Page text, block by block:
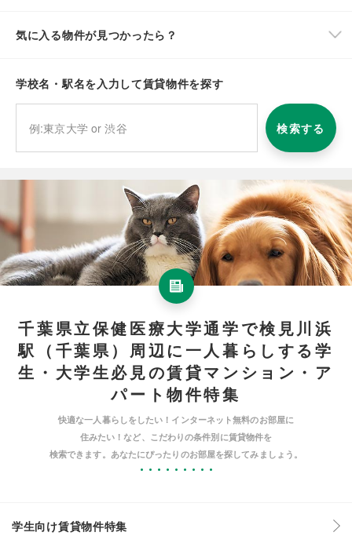
気に入る物件が見つかったら？
学校名・駅名を入力して賃貸物件を探す
検索する
千葉県立保健医療大学通学で検見川浜
駅（千葉県）周辺に一人暮らしする学
生・大学生必見の賃貸マンション・ア
パート物件特集
快適な一人暮らしをしたい！インターネット無料のお部屋に
住みたい！など、こだわりの条件別に賃貸物件を
検索できます。あなたにぴったりのお部屋を探してみましょう。
学生向け賃貸物件特集